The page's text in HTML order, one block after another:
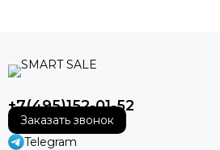
+7(495)152-01-52
Заказать звонок
Telegram